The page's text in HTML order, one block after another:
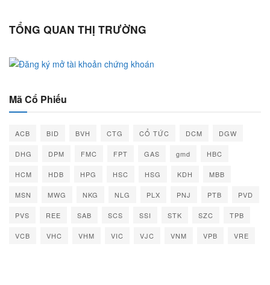
TỔNG QUAN THỊ TRƯỜNG
Mã Cổ Phiếu
ACB BID BVH CTG CỔ TỨC DCM DGW
DHG DPM FMC FPT GAS gmd HBC
HCM HDB HPG HSC HSG KDH MBB
MSN MWG NKG NLG PLX PNJ PTB PVD
PVS REE SAB SCS SSI STK SZC TPB
VCB VHC VHM VIC VJC VNM VPB VRE